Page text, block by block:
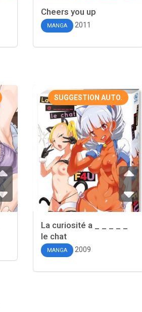
Cheers you up
MANGA 2011
SUGGESTION AUTO.
La curiosité a _ _ _ _ _
le chat
MANGA 2009